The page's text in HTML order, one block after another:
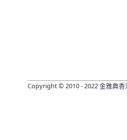
Copyright © 2010 - 2022 金雅典